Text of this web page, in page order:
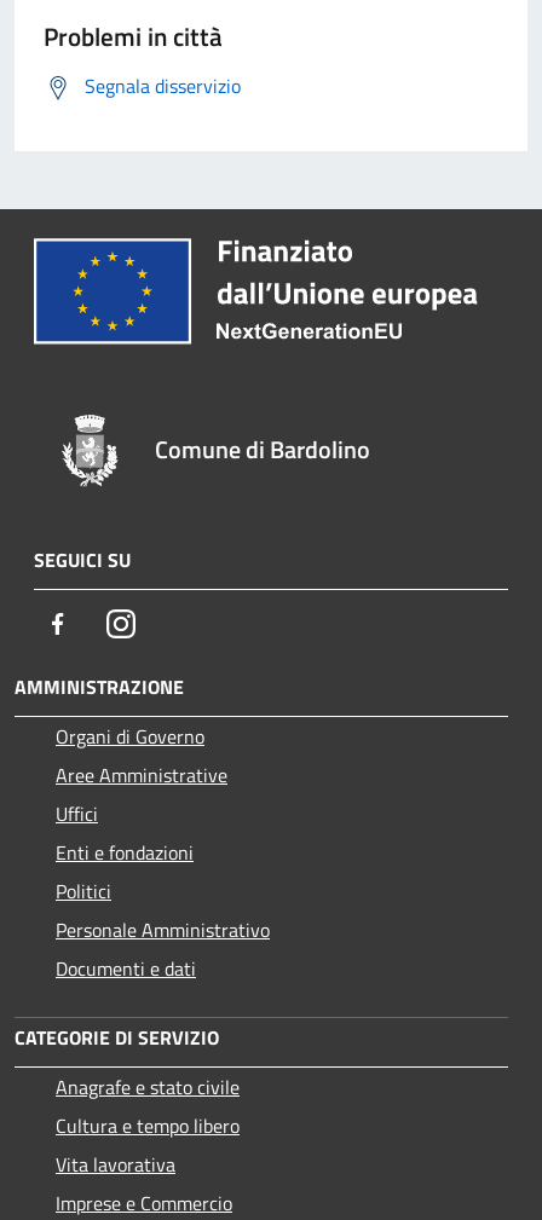
Problemi in città
Segnala disservizio
Comune di Bardolino
SEGUICI SU
FacebookInstagram
AMMINISTRAZIONE
Organi di Governo
Aree Amministrative
Uffici
Enti e fondazioni
Politici
Personale Amministrativo
Documenti e dati
CATEGORIE DI SERVIZIO
Anagrafe e stato civile
Cultura e tempo libero
Vita lavorativa
Imprese e Commercio